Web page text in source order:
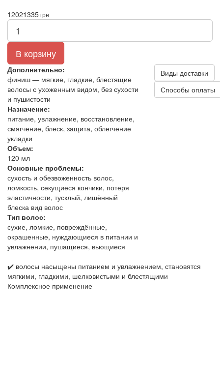
12021335грн
В корзину
Дополнительно:
финиш — мягкие, гладкие, блестящие
волосы с ухоженным видом, без сухости
и пушистости
Назначение:
питание, увлажнение, восстановление,
смягчение, блеск, защита, облегчение
укладки
Объем:
120 мл
Основные проблемы:
сухость и обезвоженность волос,
ломкость, секущиеся кончики, потеря
эластичности, тусклый, лишённый
блеска вид волос
Тип волос:
сухие, ломкие, повреждённые,
окрашенные, нуждающиеся в питании и
увлажнении, пушащиеся, вьющиеся
Виды доставки
Способы оплаты
✔️ волосы насыщены питанием и увлажнением, становятся
мягкими, гладкими, шелковистыми и блестящими
Комплексное применение